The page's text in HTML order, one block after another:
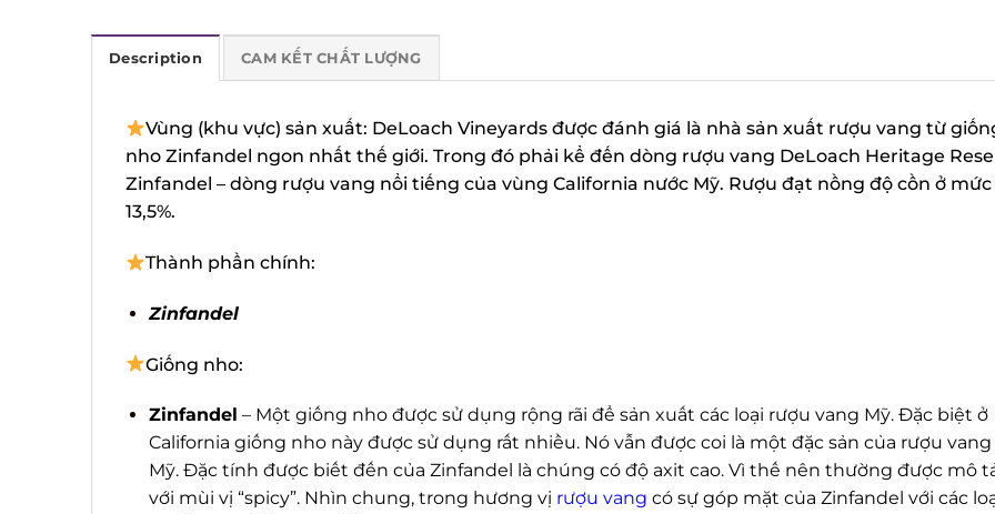
Description CAM KẾT CHẤT LƯỢNG
Vùng (khu vực) sản xuất: DeLoach Vineyards được đánh giá là nhà sản xuất rượu vang từ giống
nho Zinfandel ngon nhất thế giới. Trong đó phải kể đến dòng rượu vang DeLoach Heritage
Zinfandel – dòng rượu vang nổi tiếng của vùng California nước Mỹ. Rượu đạt nồng độ cồn ở mức
13,5%.
Thành phần chính:
Zinfandel
Giống nho:
Zinfandel– Một giống nho được sử dụng rộng rãi để sản xuất các loại rượu vang Mỹ. Đặc biệt ở
California giống nho này được sử dụng rất nhiều. Nó vẫn được coi là một đặc sản của rượu vang
Mỹ. Đặc tính được biết đến của Zinfandel là chúng có độ axit cao. Vì thế nên thường được mô tả
với mùi vị “spicy”. Nhìn chung, trong hương vịrượu vangcó sự góp mặt của Zinfandel với các loại